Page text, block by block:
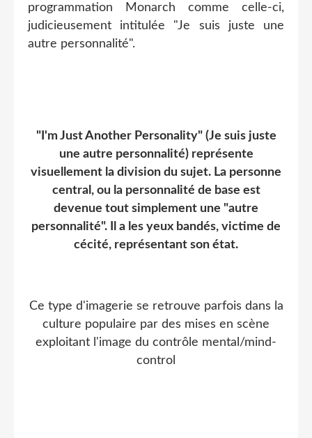
programmation Monarch comme celle-ci,
judicieusement intitulée "Je suis juste une
autre personnalité".
"I'm Just Another Personality" (Je suis juste
une autre personnalité) représente
visuellement la division du sujet. La personne
central, ou la personnalité de base est
devenue tout simplement une "autre
personnalité". Il a les yeux bandés, victime de
cécité, représentant son état.
Ce type d'imagerie se retrouve parfois dans la
culture populaire par des mises en scène
exploitant l'image du contrôle mental/mind-
control